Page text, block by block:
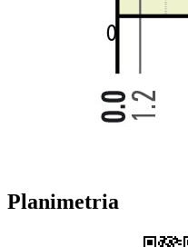
Planimetria